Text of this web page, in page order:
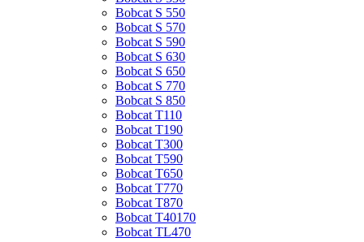
Bobcat S 550
Bobcat S 570
Bobcat S 590
Bobcat S 630
Bobcat S 650
Bobcat S 770
Bobcat S 850
Bobcat T110
Bobcat T190
Bobcat T300
Bobcat T590
Bobcat T650
Bobcat T770
Bobcat T870
Bobcat T40170
Bobcat TL470